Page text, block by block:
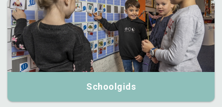
Schoolgids